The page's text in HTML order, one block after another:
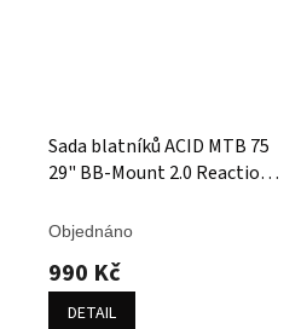
Sada blatníků ACID MTB 75
29" BB-Mount 2.0 Reaction
Objednáno
990 Kč
DETAIL